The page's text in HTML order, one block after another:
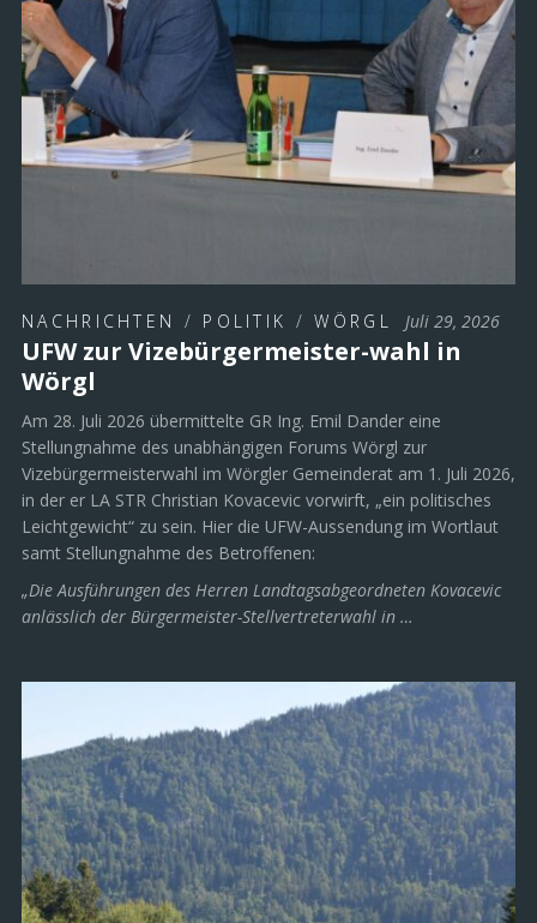
NACHRICHTEN / POLITIK /WÖRGL Juli 29, 2026
UFW zur Vizebürgermeister-wahl in
Wörgl
Am 28. Juli 2026 übermittelte GR Ing. Emil Dander eine
Stellungnahme des unabhängigen Forums Wörgl zur
Vizebürgermeisterwahl im Wörgler Gemeinderat am 1. Juli 2026,
in der er LA STR Christian Kovacevic vorwirft, „ein politisches
Leichtgewicht“ zu sein. Hier die UFW-Aussendung im Wortlaut
samt Stellungnahme des Betroffenen:
„Die Ausführungen des Herren Landtagsabgeordneten Kovacevic
anlässlich der Bürgermeister-Stellvertreterwahl in …